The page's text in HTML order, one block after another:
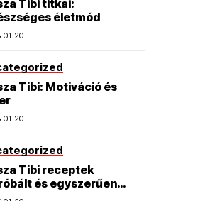
Tibi titkai:
életmód
Tibi: Motiváció és
Tibi receptek
és egyszerűen
finomságok